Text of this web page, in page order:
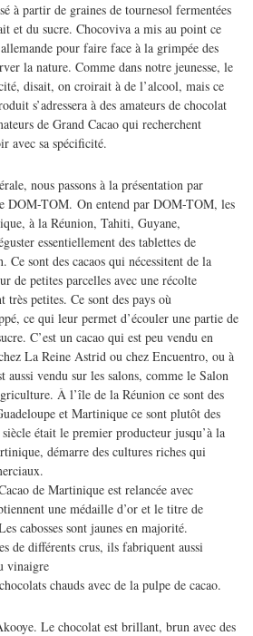
à partir de graines de tournesol fermentées
et du sucre. Chocoviva a mis au point ce
pour faire face à la grimpée des
la nature. Comme dans notre jeunesse, le
disait, on croirait à de l’alcool, mais ce
s’adressera à des amateurs de chocolat
de Grand Cacao qui recherchent
avec sa spécificité.
nous passons à la présentation par
DOM-TOM. On entend par DOM-TOM, les
à la Réunion, Tahiti, Guyane,
essentiellement des tablettes de
sont des cacaos qui nécessitent de la
de petites parcelles avec une récolte
très petites. Ce sont des pays où
ce qui leur permet d’écouler une partie de
C’est un cacao qui est peu vendu en
La Reine Astrid ou chez Encuentro, ou à
aussi vendu sur les salons, comme le Salon
À l’île de la Réunion ce sont des
et Martinique ce sont plutôt des
était le premier producteur jusqu’à la
démarre des cultures riches qui
de Martinique est relancée avec
une médaille d’or et le titre de
cabosses sont jaunes en majorité.
de différents crus, ils fabriquent aussi
vinaigre
chauds avec de la pulpe de cacao.
Le chocolat est brillant, brun avec des